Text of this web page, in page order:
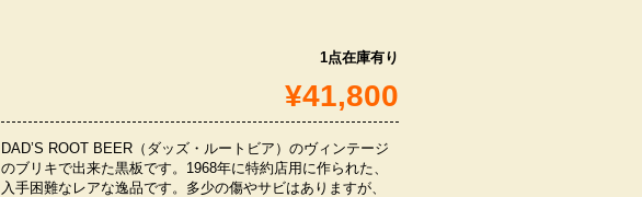
1点在庫有り
¥41,800
DAD’S ROOT BEER（ダッズ・ルートビア）のヴィンテージ
のブリキで出来た黒板です。1968年に特約店用に作られた、
入手困難なレアな逸品です。多少の傷やサビはありますが、